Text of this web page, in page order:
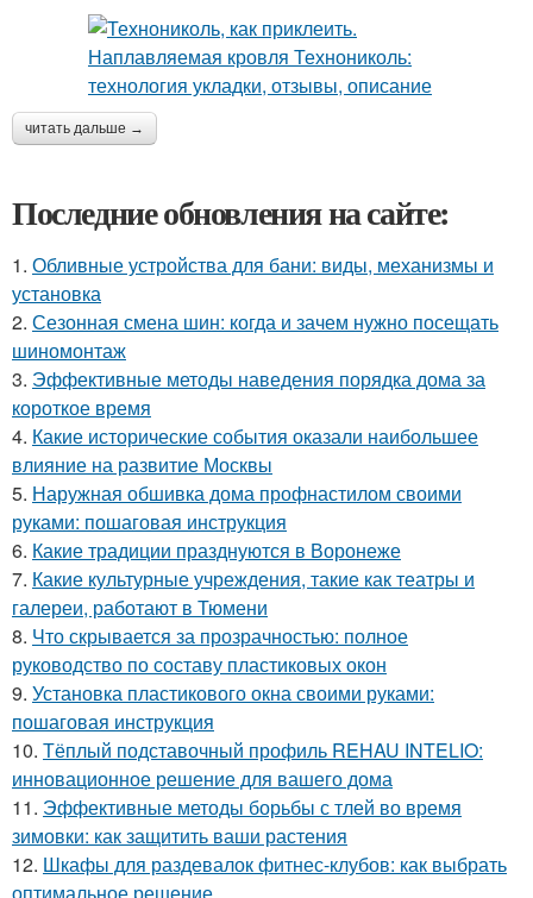
читать дальше →
Последние обновления на сайте:
1. Обливные устройства для бани: виды, механизмы и
установка
2. Сезонная смена шин: когда и зачем нужно посещать
шиномонтаж
3. Эффективные методы наведения порядка дома за
короткое время
4. Какие исторические события оказали наибольшее
влияние на развитие Москвы
5. Наружная обшивка дома профнастилом своими
руками: пошаговая инструкция
6. Какие традиции празднуются в Воронеже
7. Какие культурные учреждения, такие как театры и
галереи, работают в Тюмени
8. Что скрывается за прозрачностью: полное
руководство по составу пластиковых окон
9. Установка пластикового окна своими руками:
пошаговая инструкция
10. Тёплый подставочный профиль REHAU INTELIO:
инновационное решение для вашего дома
11. Эффективные методы борьбы с тлей во время
зимовки: как защитить ваши растения
12. Шкафы для раздевалок фитнес-клубов: как выбрать